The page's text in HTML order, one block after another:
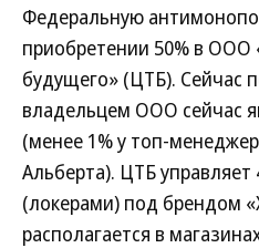
Федеральную
приобретении 50% в
будущего» (ЦТБ). Сейчас
владельцем ООО сейчас
(менее 1% у топ-
Альберта). ЦТБ
(локерами) под брендом
располагается в